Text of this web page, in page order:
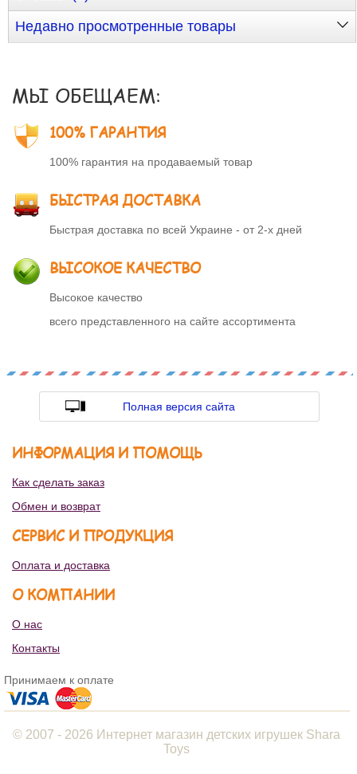
Недавно просмотренные товары
МЫ ОБЕЩАЕМ:
100% ГАРАНТИЯ
100% гарантия на продаваемый товар
БЫСТРАЯ ДОСТАВКА
Быстрая доставка по всей Украине - от 2-х дней
ВЫСОКОЕ КАЧЕСТВО
Высокое качество
всего представленного на сайте ассортимента
Полная версия сайта
ИНФОРМАЦИЯ И ПОМОЩЬ
Как сделать заказ
Обмен и возврат
СЕРВИС И ПРОДУКЦИЯ
Оплата и доставка
О КОМПАНИИ
О нас
Контакты
Принимаем к оплате
© 2007 - 2026 Интернет магазин детских игрушек Shara
Toys